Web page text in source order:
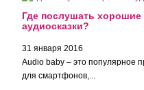
Где послушать хорошие
аудиосказки?
31 января 2016
Audio baby – это популярное
для смартфонов,...